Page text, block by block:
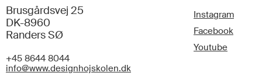
Brusgårdsvej 25
DK-8960
Randers SØ
+45 8644 8044
info@www.designhojskolen.dk
Instagram
Facebook
Youtube